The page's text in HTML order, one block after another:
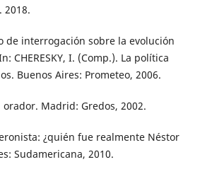
2018.
de interrogación sobre la evolución
CHERESKY, I. (Comp.). La política
Buenos Aires: Prometeo, 2006.
orador. Madrid: Gredos, 2002.
¿quién fue realmente Néstor
Sudamericana, 2010.